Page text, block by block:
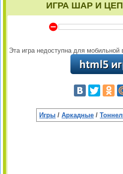
ИГРА ШАР И
Y
Эта игра недоступна для мобильной
Игры /Аркадные /